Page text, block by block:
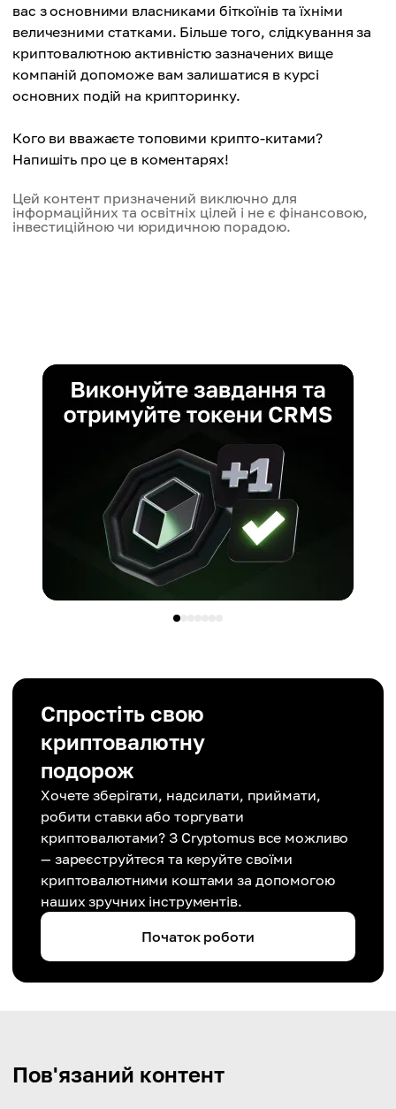
вас з основними власниками біткоїнів та їхніми
величезними статками. Більше того, слідкування за
криптовалютною активністю зазначених вище
компаній допоможе вам залишатися в курсі
основних подій на крипторинку.
Кого ви вважаєте топовими крипто-китами?
Напишіть про це в коментарях!
Цей контент призначений виключно для
інформаційних та освітніх цілей і не є фінансовою,
інвестиційною чи юридичною порадою.
Спростіть свою
криптовалютну
подорож
Хочете зберігати, надсилати, приймати,
робити ставки або торгувати
криптовалютами? З Cryptomus все можливо
— зареєструйтеся та керуйте своїми
криптовалютними коштами за допомогою
наших зручних інструментів.
Початок роботи
Пов'язаний контент